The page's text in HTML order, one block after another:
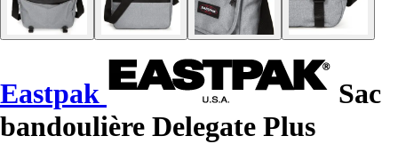
Eastpak
Sac
bandoulière Delegate Plus